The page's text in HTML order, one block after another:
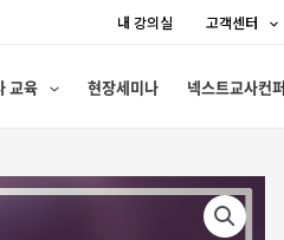
내 강의실 고객센터
교육 현장세미나 넥스트교사컨